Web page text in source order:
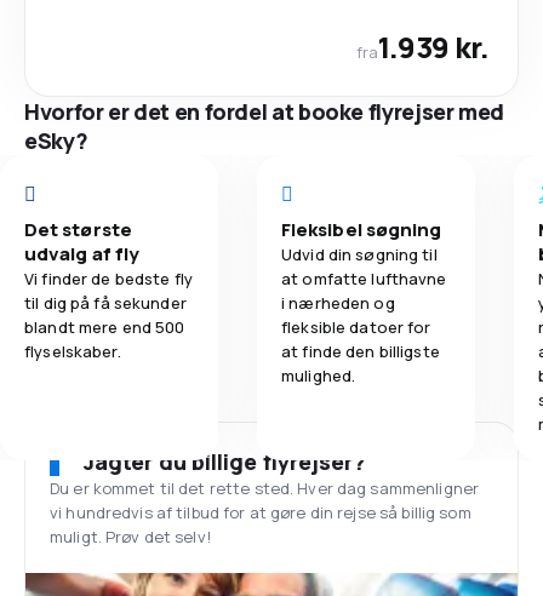
fra1.939 kr.
Hvorfor er det en fordel at booke flyrejser med
eSky?
Det største
udvalg af fly
Vi finder de bedste fly
til dig på få sekunder
blandt mere end 500
flyselskaber.
Fleksibel søgning
Udvid din søgning til
at omfatte lufthavne
i nærheden og
fleksible datoer for
at finde den billigste
mulighed.
Jagter du billige flyrejser?
Du er kommet til det rette sted. Hver dag sammenligner
vi hundredvis af tilbud for at gøre din rejse så billig som
muligt. Prøv det selv!